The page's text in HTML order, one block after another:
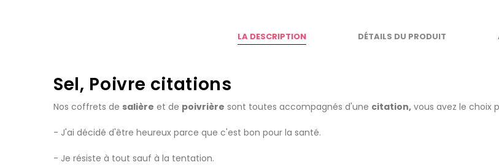
LA DESCRIPTION DÉTAILS DU PRODUIT
Sel, Poivre citations
Nos coffrets de salière et de poivrière sont toutes accompagnés d'une citation, vous avez le choix
- J'ai décidé d'être heureux parce que c'est bon pour la santé.
- Je résiste à tout sauf à la tentation.